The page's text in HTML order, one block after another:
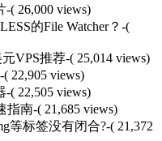
-( 26,000 views)
的File Watcher？ -(
VPS推荐-( 25,014 views)
-( 22,905 views)
-( 22,505 views)
指南-( 21,685 views)
等标签没有闭合?-( 21,372